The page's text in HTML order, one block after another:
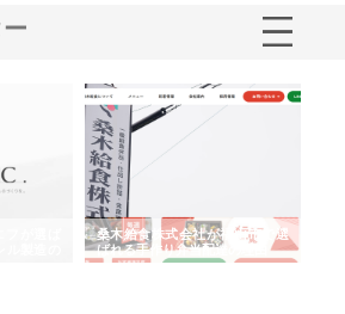
桑木給食株式会社が福山市で選
ばれる手作り弁当配達の理由